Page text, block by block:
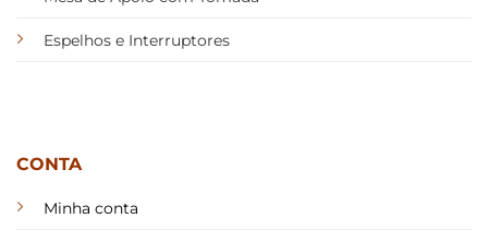
Espelhos e Interruptores
CONTA
Minha conta